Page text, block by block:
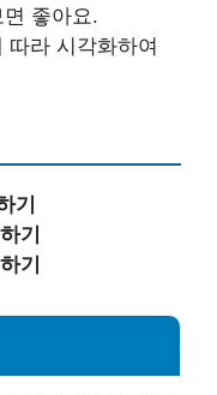
좋아요.
따라 시각화하여
기
기
기